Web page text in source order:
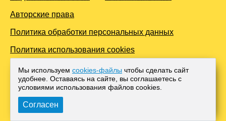
Авторские права
Политика обработки персональных данных
Политика использования cookies
© 2016-2026 Все права защищены. Для лиц старше 18 лет.
Любое копирование материалов и тиражирование в сети
Интернет, либо печатных изданиях без согласования с
Администрацией проекта, преследуется законом.
Мы используем cookies-файлы чтобы сделать сайт
удобнее. Оставаясь на сайте, вы соглашаетесь с
условиями использования файлов cооkies.
Согласен